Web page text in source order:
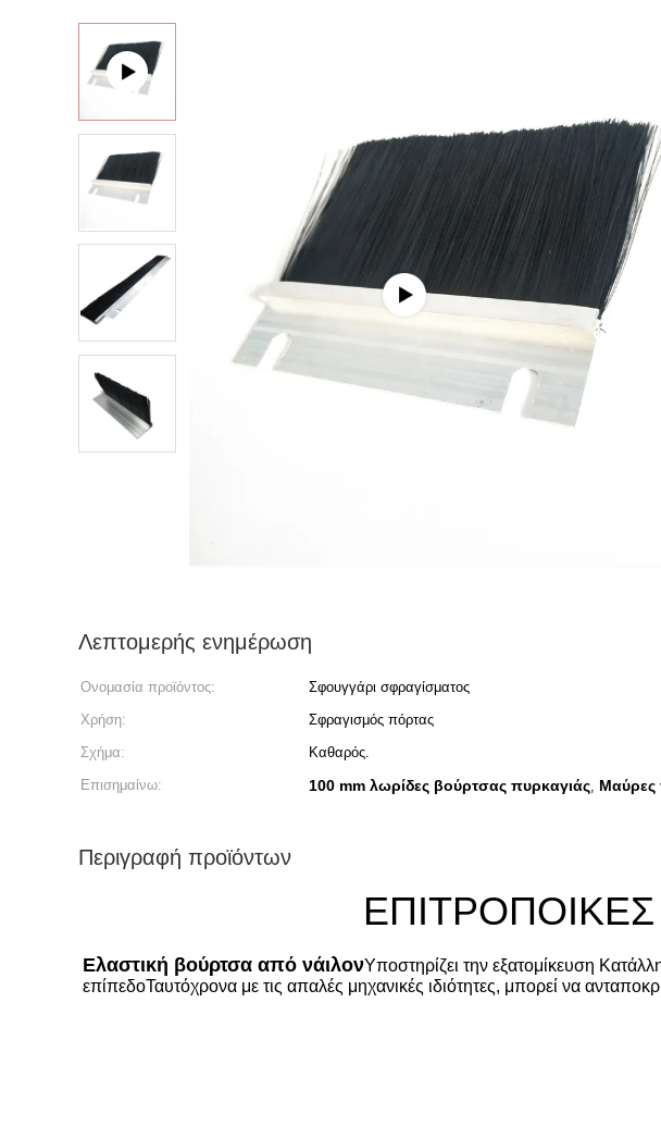
Λεπτομερής ενημέρωση
Ονομασία προϊόντος: Σφουγγάρι σφραγίσματος
Χρήση:
Σφραγισμός πόρτας
Σχήμα:
Καθαρός.
Επισημαίνω:
100 mm λωρίδες βούρτσας πυρκαγιάς, Μαύρες
Περιγραφή προϊόντων
Ελαστική βούρτσα από νάιλονΥποστηρίζει την εξατομίκευση
επίπεδοΤαυτόχρονα με τις απαλές μηχανικές ιδιότητες, μπορεί να